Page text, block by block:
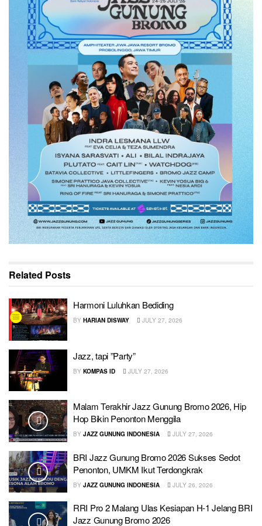
Related Posts
Harmoni Luluhkan Bediding
BY HARIAN DISWAY JULY 27, 2026
Jazz, tapi ”Party”
BY KOMPAS ID JULY 27, 2026
Malam Terakhir Jazz Gunung Bromo 2026, Hip
Hop Bikin Penonton Menggila
BY JAZZ GUNUNG INDONESIA JULY 27, 2026
BRI Jazz Gunung Bromo 2026 Sukses Sedot
Penonton, UMKM Ikut Terdongkrak
BY JAZZ GUNUNG INDONESIA JULY 26, 2026
RRI Pro 2 Malang Ulas Kesiapan H-1 Jelang BRI
Jazz Gunung Bromo 2026